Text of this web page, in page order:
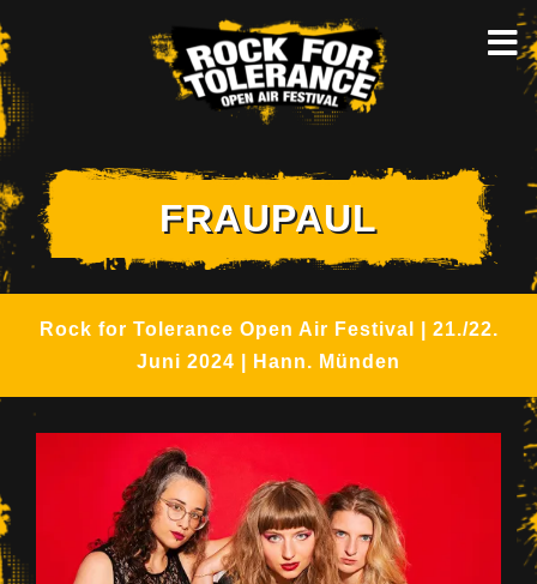
to
content
FRAUPAUL
Rock for Tolerance Open Air Festival | 21./22.
Juni 2024 | Hann. Münden